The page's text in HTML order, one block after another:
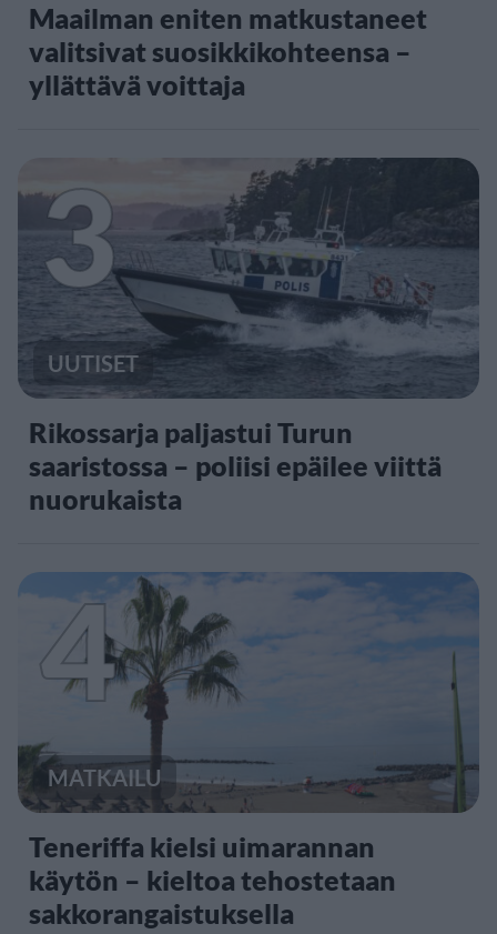
Maailman eniten matkustaneet
valitsivat suosikkikohteensa –
yllättävä voittaja
3
UUTISET
Rikossarja paljastui Turun
saaristossa – poliisi epäilee viittä
nuorukaista
4
MATKAILU
Teneriffa kielsi uimarannan
käytön – kieltoa tehostetaan
sakkorangaistuksella